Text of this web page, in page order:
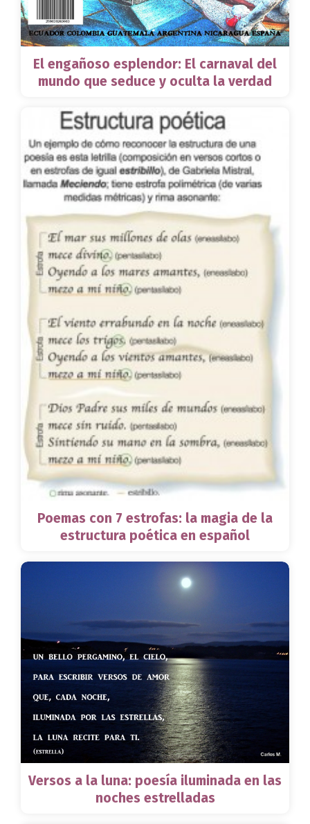
El engañoso esplendor: El carnaval del
mundo que seduce y oculta la verdad
Poemas con 7 estrofas: la magia de la
estructura poética en español
Versos a la luna: poesía iluminada en las
noches estrelladas